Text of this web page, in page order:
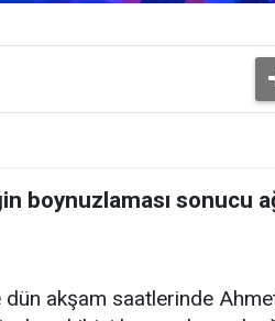
boynuzlaması sonucu
akşam saatlerinde